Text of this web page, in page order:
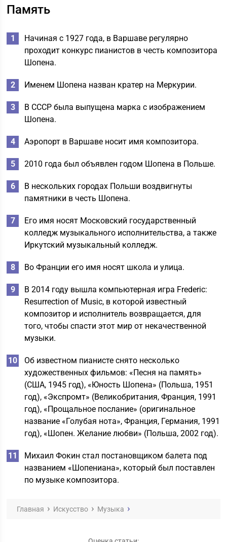
Память
Начиная с 1927 года, в Варшаве регулярно
проходит конкурс пианистов в честь композитора
Шопена.
Именем Шопена назван кратер на Меркурии.
В СССР была выпущена марка с изображением
Шопена.
Аэропорт в Варшаве носит имя композитора.
2010 года был объявлен годом Шопена в Польше.
В нескольких городах Польши воздвигнуты
памятники в честь Шопена.
Его имя носят Московский государственный
колледж музыкального исполнительства, а также
Иркутский музыкальный колледж.
Во Франции его имя носят школа и улица.
В 2014 году вышла компьютерная игра Frederic:
Resurrection of Music, в которой известный
композитор и исполнитель возвращается, для
того, чтобы спасти этот мир от некачественной
музыки.
Об известном пианисте снято несколько
художественных фильмов: «Песня на память»
(США, 1945 год), «Юность Шопена» (Польша, 1951
год), «Экспромт» (Великобритания, Франция, 1991
год), «Прощальное послание» (оригинальное
название «Голубая нота», Франция, Германия, 1991
год), «Шопен. Желание любви» (Польша, 2002 год).
Михаил Фокин стал постановщиком балета под
названием «Шопениана», который был поставлен
по музыке композитора.
Главная Искусство Музыка